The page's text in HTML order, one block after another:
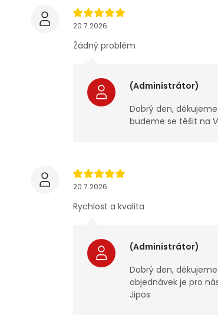
20.7.2026
Žádný problém
(Administrátor)
Dobrý den,
budeme se těšit na
20.7.2026
Rychlost a kvalita
(Administrátor)
Dobrý den,
objednávek je pro
Jipos